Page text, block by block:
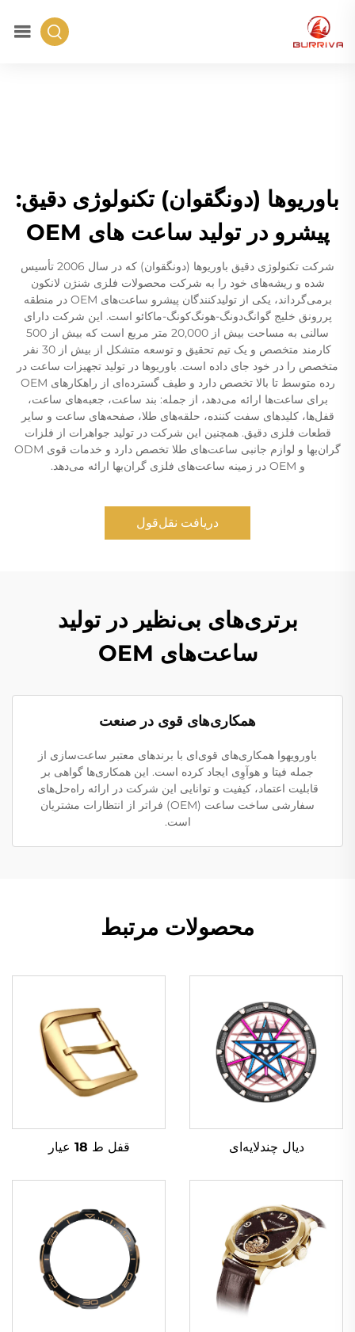
باوریوها (دونگقوان) تکنولوژی دقیق:
پیشرو در تولید ساعت های OEM
شرکت تکنولوژی دقیق باوریوها (دونگقوان) که در سال 2006 تأسیس
شده و ریشه‌های خود را به شرکت محصولات فلزی شنژن لانکون
برمی‌گرداند، یکی از تولیدکنندگان پیشرو ساعت‌های OEM در منطقه
پررونق خلیج گوانگ‌دونگ-هونگ‌کونگ-ماکائو است. این شرکت دارای
سالنی به مساحت بیش از 20,000 متر مربع است که بیش از 500
کارمند متخصص و یک تیم تحقیق و توسعه متشکل از بیش از 30 نفر
متخصص را در خود جای داده است. باوریوها در تولید تجهیزات ساعت در
رده متوسط تا بالا تخصص دارد و طیف گسترده‌ای از راهکارهای OEM
برای ساعت‌ها ارائه می‌دهد، از جمله: بند ساعت، جعبه‌های ساعت،
قفل‌ها، کلیدهای سفت کننده، حلقه‌های طلا، صفحه‌های ساعت و سایر
قطعات فلزی دقیق. همچنین این شرکت در تولید جواهرات از فلزات
گران‌بها و لوازم جانبی ساعت‌های طلا تخصص دارد و خدمات قوی ODM
و OEM در زمینه ساعت‌های فلزی گران‌بها ارائه می‌دهد.
دریافت نقل‌قول
برتری‌های بی‌نظیر در تولید
ساعت‌های OEM
همکاری‌های قوی در صنعت
باورویهوا همکاری‌های قوی‌ای با برندهای معتبر ساعت‌سازی از
جمله فیتا و هوآوِی ایجاد کرده است. این همکاری‌ها گواهی بر
قابلیت اعتماد، کیفیت و توانایی این شرکت در ارائه راه‌حل‌های
سفارشی ساخت ساعت (OEM) فراتر از انتظارات مشتریان
است.
محصولات مرتبط
دیال چندلایه‌ای قفل ط 18 عیار